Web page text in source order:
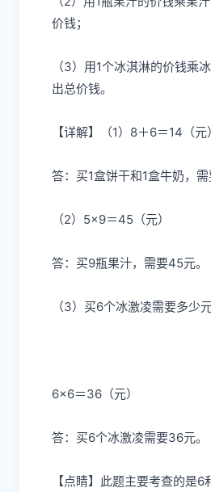
价钱；
（3）用1个冰淇淋的价钱乘
出总价钱。
【详解】（1）8＋6＝14（元）
答：买1盒饼干和1盒牛奶，需
（2）5×9＝45（元）
答：买9瓶果汁，需要45元。
（3）买6个冰激凌需要多少元
6×6＝36（元）
答：买6个冰激凌需要36元。
【点睛】此题主要考查的是